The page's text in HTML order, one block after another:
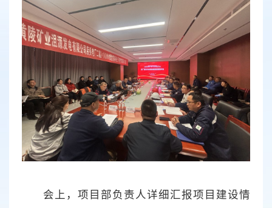
会上，项目部负责人详细汇报项目建设情